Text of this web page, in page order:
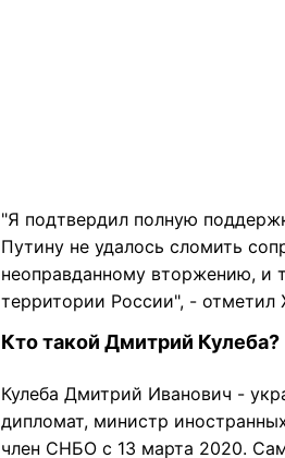
"Я подтвердил полную
Путину не удалось сломить
неоправданному вторжению, и
территории России", - отметил
Кто такой Дмитрий Кулеба?
Кулеба Дмитрий Иванович -
дипломат, министр
член СНБО с 13 марта 2020.